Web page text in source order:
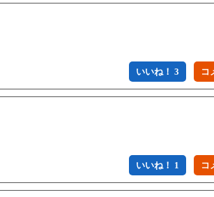
いいね！ 3
いいね！ 1